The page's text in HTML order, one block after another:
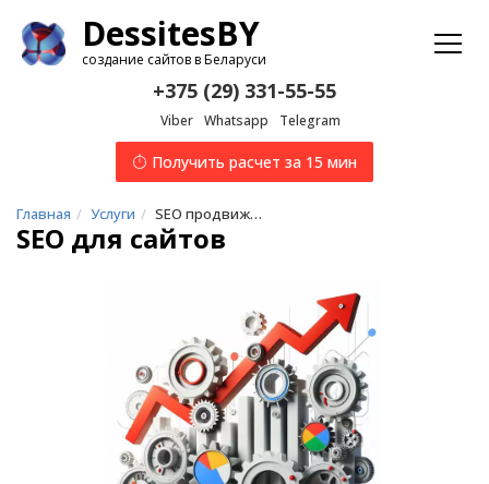
DessitesBY
создание сайтов в Беларуси
+375 (29) 331-55-55
Viber Whatsapp Telegram
Получить расчет за 15 мин
Главная Услуги SEO продвижение сайтов
SEO для сайтов